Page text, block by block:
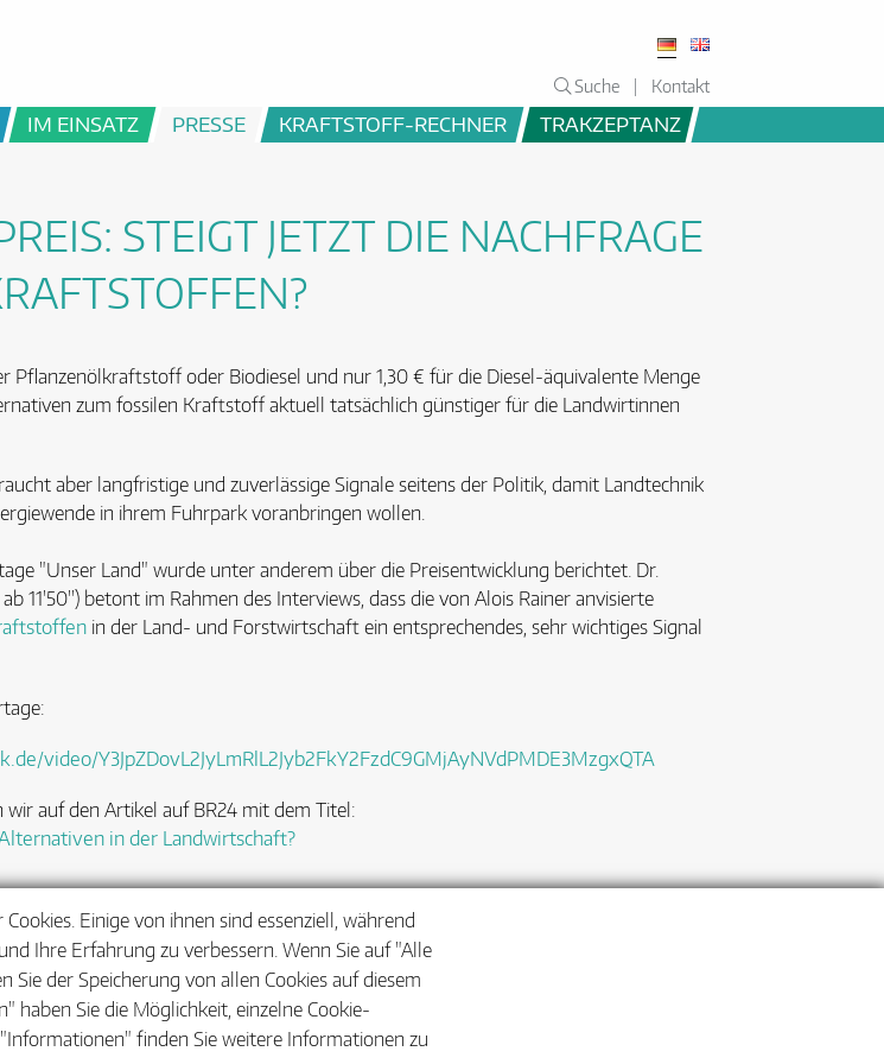
Suche Kontakt
IM EINSATZ PRESSE KRAFTSTOFF-RECHNER TRAKZEPTANZ
STEIGT JETZT DIE NACHFRAGE
Pflanzenölkraftstoff oder Biodiesel und nur 1,30 € für die Diesel-äquivalente Menge
zum fossilen Kraftstoff aktuell tatsächlich günstiger für die Landwirtinnen
aber langfristige und zuverlässige Signale seitens der Politik, damit Landtechnik
in ihrem Fuhrpark voranbringen wollen.
"Unser Land" wurde unter anderem über die Preisentwicklung berichtet. Dr.
11'50'') betont im Rahmen des Interviews, dass die von Alois Rainer anvisierte
in der Land- und Forstwirtschaft ein entsprechendes, sehr wichtiges Signal
video/Y3JpZDovL2JyLmRlL2Jyb2FkY2FzdC9GMjAyNVdPMDE3MzgxQTA
wir auf den Artikel auf BR24 mit dem Titel:
in der Landwirtschaft?
Einige von ihnen sind essenziell, während
Ihre Erfahrung zu verbessern. Wenn Sie auf "Alle
Sie der Speicherung von allen Cookies auf diesem
haben Sie die Möglichkeit, einzelne Cookie-
finden Sie weitere Informationen zu